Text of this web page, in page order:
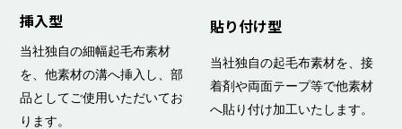
挿入型
当社独自の細幅起毛布素材
を、他素材の溝へ挿入し、部
品としてご使用いただいてお
ります。
貼り付け型
当社独自の起毛布素材を、接
着剤や両面テープ等で他素材
へ貼り付け加工いたします。